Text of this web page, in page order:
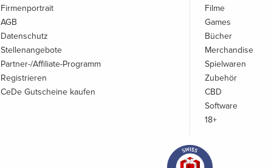
Firmenportrait
AGB
Datenschutz
Stellenangebote
Partner-/Affiliate-Programm
Registrieren
CeDe Gutscheine kaufen
Filme
Games
Bücher
Merchandise
Spielwaren
Zubehör
CBD
Software
18+